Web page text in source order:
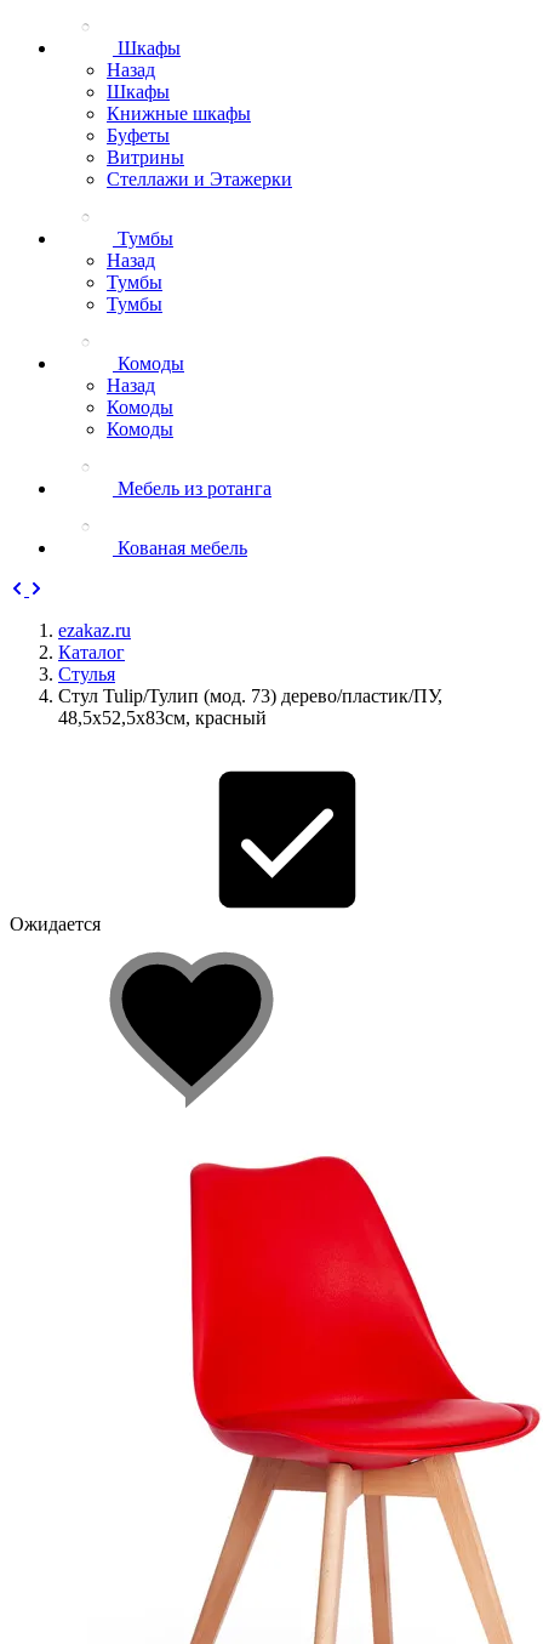
Шкафы
Назад
Шкафы
Книжные шкафы
Буфеты
Витрины
Стеллажи и Этажерки
Тумбы
Назад
Тумбы
Тумбы
Комоды
Назад
Комоды
Комоды
Мебель из ротанга
Кованая мебель
ezakaz.ru
Каталог
Стулья
Стул Tulip/Тулип (мод. 73) дерево/пластик/ПУ,
48,5х52,5х83см, красный
Ожидается